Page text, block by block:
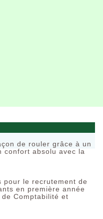
de rouler grâce à un
confort absolu avec la
pour le recrutement de
en première année
de Comptabilité et